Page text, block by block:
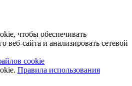
чтобы обеспечивать
веб-сайта и анализировать сетевой
cookie
Правила использования